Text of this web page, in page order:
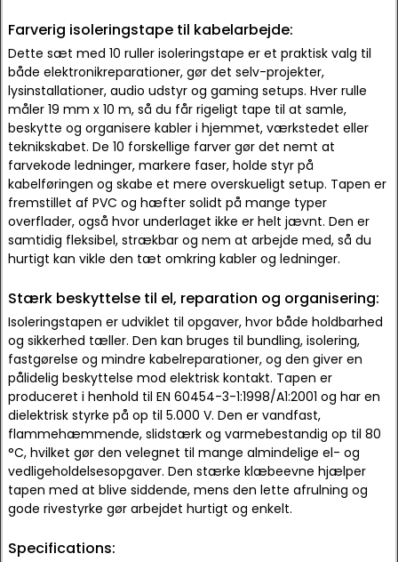
Farverig isoleringstape til kabelarbejde:
Dette sæt med 10 ruller isoleringstape er et praktisk valg til
både elektronikreparationer, gør det selv-projekter,
lysinstallationer, audio udstyr og gaming setups. Hver rulle
måler 19 mm x 10 m, så du får rigeligt tape til at samle,
beskytte og organisere kabler i hjemmet, værkstedet eller
teknikskabet. De 10 forskellige farver gør det nemt at
farvekode ledninger, markere faser, holde styr på
kabelføringen og skabe et mere overskueligt setup. Tapen er
fremstillet af PVC og hæfter solidt på mange typer
overflader, også hvor underlaget ikke er helt jævnt. Den er
samtidig fleksibel, strækbar og nem at arbejde med, så du
hurtigt kan vikle den tæt omkring kabler og ledninger.
Stærk beskyttelse til el, reparation og organisering:
Isoleringstapen er udviklet til opgaver, hvor både holdbarhed
og sikkerhed tæller. Den kan bruges til bundling, isolering,
fastgørelse og mindre kabelreparationer, og den giver en
pålidelig beskyttelse mod elektrisk kontakt. Tapen er
produceret i henhold til EN 60454-3-1:1998/A1:2001 og har en
dielektrisk styrke på op til 5.000 V. Den er vandfast,
flammehæmmende, slidstærk og varmebestandig op til 80
°C, hvilket gør den velegnet til mange almindelige el- og
vedligeholdelsesopgaver. Den stærke klæbeevne hjælper
tapen med at blive siddende, mens den lette afrulning og
gode rivestyrke gør arbejdet hurtigt og enkelt.
Specifications: